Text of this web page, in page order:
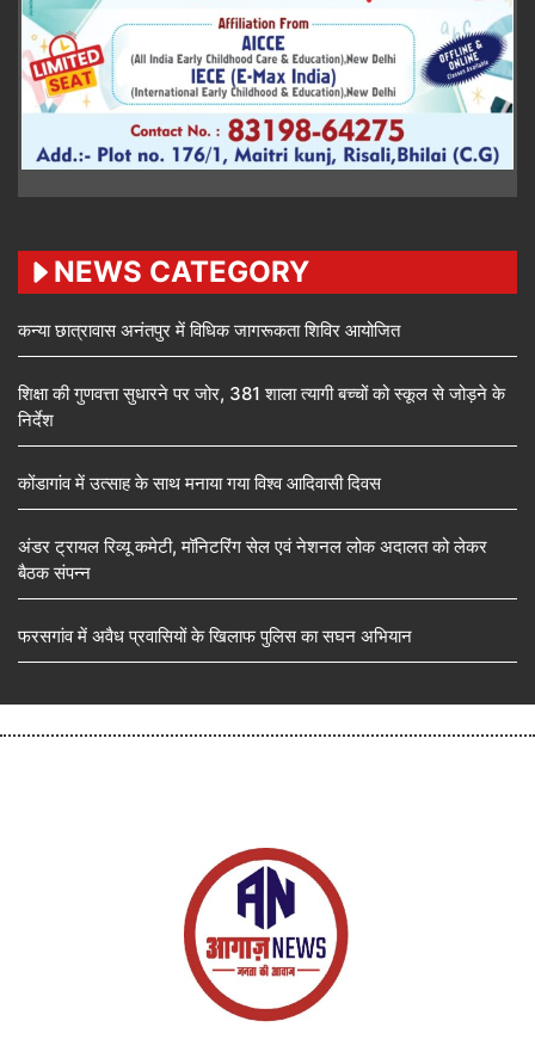
NEWS CATEGORY
कन्या छात्रावास अनंतपुर में विधिक जागरूकता शिविर आयोजित
शिक्षा की गुणवत्ता सुधारने पर जोर, 381 शाला त्यागी बच्चों को स्कूल से जोड़ने के
निर्देश
कोंडागांव में उत्साह के साथ मनाया गया विश्व आदिवासी दिवस
अंडर ट्रायल रिव्यू कमेटी, मॉनिटरिंग सेल एवं नेशनल लोक अदालत को लेकर
बैठक संपन्न
फरसगांव में अवैध प्रवासियों के खिलाफ पुलिस का सघन अभियान